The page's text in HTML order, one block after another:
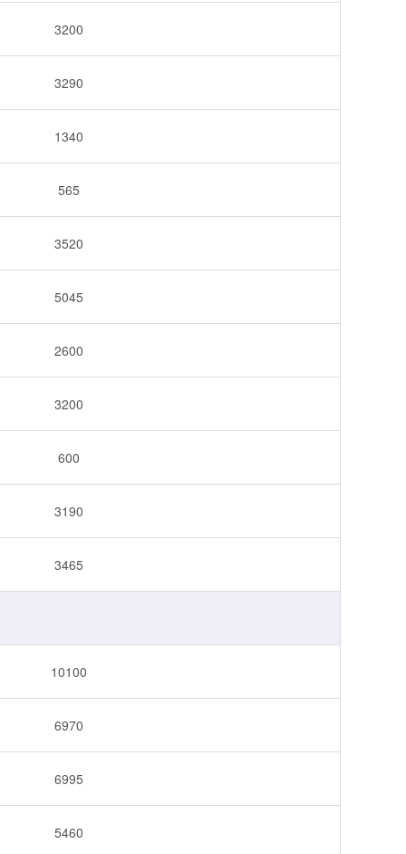
3200
3290
1340
565
3520
5045
2600
3200
600
3190
3465
10100
6970
6995
5460